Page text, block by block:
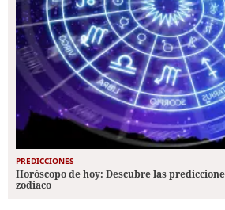
PREDICCIONES
Horóscopo de hoy: Descubre las
zodiaco